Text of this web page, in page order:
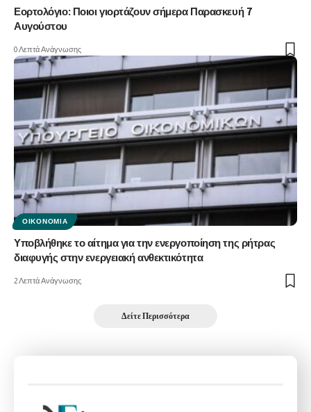
Εορτολόγιο: Ποιοι γιορτάζουν σήμερα Παρασκευή 7
Αυγούστου
0 Λεπτά Ανάγνωσης
ΟΙΚΟΝΟΜΊΑ
Υποβλήθηκε το αίτημα για την ενεργοποίηση της ρήτρας
διαφυγής στην ενεργειακή ανθεκτικότητα
2 Λεπτά Ανάγνωσης
Δείτε Περισσότερα